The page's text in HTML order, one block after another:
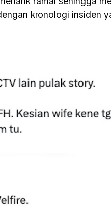
kronologi insiden